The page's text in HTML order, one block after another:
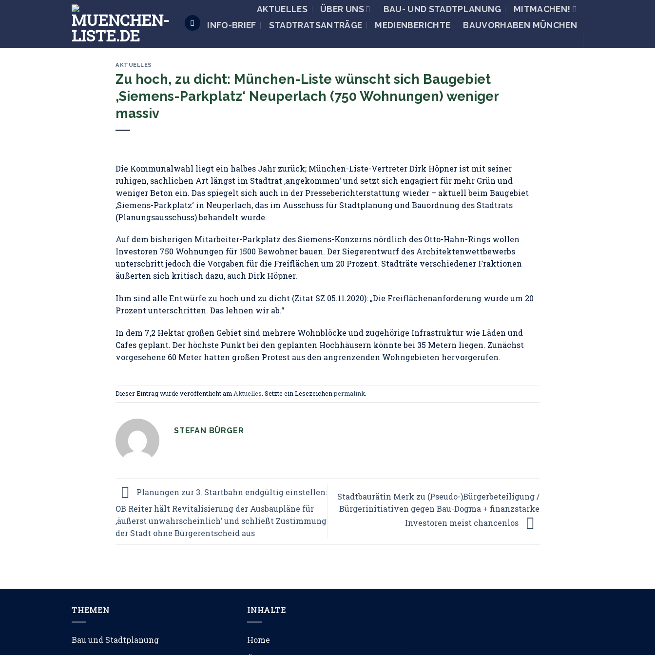
AKTUELLES ÜBER UNS BAU- UND STADTPLANUNG
MITMACHEN!
INFO-BRIEF
STADTRATSANTRÄGE MEDIENBERICHTE BAUVORHABEN MÜNCHEN
AKTUELLES
Zu hoch, zu dicht: München-Liste wünscht sich Baugebiet
‚Siemens-Parkplatz‘ Neuperlach (750 Wohnungen) weniger
massiv
Die Kommunalwahl liegt ein halbes Jahr zurück; München-Liste-Vertreter Dirk Höpner ist mit seiner
ruhigen, sachlichen Art längst im Stadtrat ‚angekommen‘ und setzt sich engagiert für mehr Grün und
weniger Beton ein. Das spiegelt sich auch in der Presseberichterstattung wieder – aktuell beim Baugebiet
‚Siemens-Parkplatz‘ in Neuperlach, das im Ausschuss für Stadtplanung und Bauordnung des Stadtrats
(Planungsausschuss) behandelt wurde.
Auf dem bisherigen Mitarbeiter-Parkplatz des Siemens-Konzerns nördlich des Otto-Hahn-Rings wollen
Investoren 750 Wohnungen für 1500 Bewohner bauen. Der Siegerentwurf des Architektenwettbewerbs
unterschritt jedoch die Vorgaben für die Freiflächen um 20 Prozent. Stadträte verschiedener Fraktionen
äußerten sich kritisch dazu, auch Dirk Höpner.
Ihm sind alle Entwürfe zu hoch und zu dicht (Zitat SZ 05.11.2020): „Die Freiflächenanforderung wurde um 20
Prozent unterschritten. Das lehnen wir ab.“
In dem 7,2 Hektar großen Gebiet sind mehrere Wohnblöcke und zugehörige Infrastruktur wie Läden und
Cafes geplant. Der höchste Punkt bei den geplanten Hochhäusern könnte bei 35 Metern liegen. Zunächst
vorgesehene 60 Meter hatten großen Protest aus den angrenzenden Wohngebieten hervorgerufen.
Dieser Eintrag wurde veröffentlicht am Aktuelles . Setzte ein Lesezeichenpermalink
STEFAN BÜRGER
Planungen zur 3. Startbahn endgültig einstellen:
OB Reiter hält Revitalisierung der Ausbaupläne für
‚äußerst unwahrscheinlich‘ und schließt Zustimmung
der Stadt ohne Bürgerentscheid aus
Stadtbaurätin Merk zu (Pseudo-)Bürgerbeteiligung /
Bürgerinitiativen gegen Bau-Dogma + finanzstarke
Investoren meist chancenlos
THEMEN
Bau und Stadtplanung
INHALTE
Home